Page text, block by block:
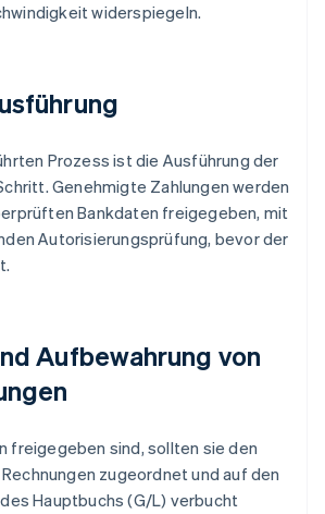
widerspiegeln.
Prozess ist die Ausführung der
Genehmigte Zahlungen werden
Bankdaten freigegeben, mit
Autorisierungsprüfung, bevor der
Aufbewahrung von
freigegeben sind, sollten sie den
zugeordnet und auf den
Hauptbuchs (G/L) verbucht